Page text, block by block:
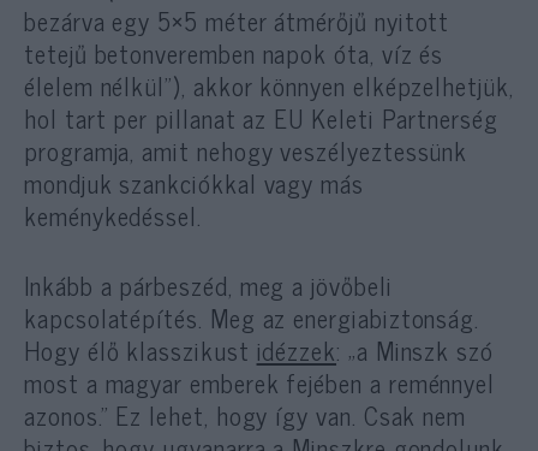
bezárva egy 5×5 méter átmérőjű nyitott
tetejű betonveremben napok óta, víz és
élelem nélkül”), akkor könnyen elképzelhetjük,
hol tart per pillanat az EU Keleti Partnerség
programja, amit nehogy veszélyeztessünk
mondjuk szankciókkal vagy más
keménykedéssel.
Inkább a párbeszéd, meg a jövőbeli
kapcsolatépítés. Meg az energiabiztonság.
Hogy élő klasszikust idézzek: „a Minszk szó
most a magyar emberek fejében a reménnyel
azonos.” Ez lehet, hogy így van. Csak nem